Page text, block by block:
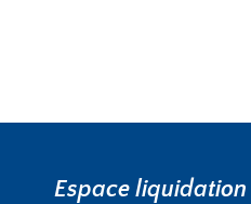
Espace liquidation